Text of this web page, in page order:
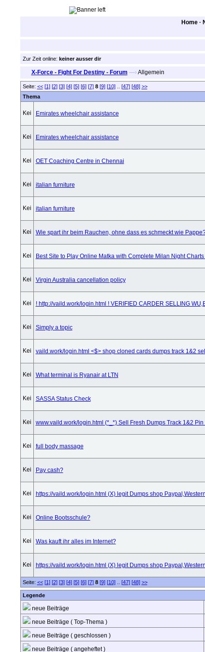
Home ·
Zur Zeit online: keiner ausser dir
X-Force - Fight For Destiny - Forum —›Allgemein
Seite: << [1] [2] [3] [4] [5] [6] [7] 8 [9] [10].. [47] [48] >>
Thema
Emirates wheelchair assistance
Emirates wheelchair assistance
OET Coaching Centre in Chennai
italian furniture
italian furniture
Wie spart ihr beim Rauchen, ohne dass es schmeckt wie
Best Site to Play Online Matka with Complete Milan Night
Virgin Australia cancellation policy
! http://vaild.work/login.html ! VERIFIED CARDER SELLING
Simply a topic
vaild.work/login.html <$> shop cloned cards dumps track 1&2 sell
What terminal is Ryanair at LTN
SASSA Status Check
www.vaild.work/login.html (*_*) Sell Fresh Dumps Track 1&2
full body massage
Pay cash?
https://vaild.work/login.html (X) legit Dumps shop
Online Bootsschule?
Was kauft ihr alles im Internet?
https://vaild.work/login.html (X) legit Dumps shop
Seite: << [1] [2] [3] [4] [5] [6] [7] 8 [9] [10].. [47] [48] >>
Legende
neue Beiträge
neue Beiträge ( Top-Thema )
neue Beiträge ( geschlossen )
neue Beiträge ( angeheftet )